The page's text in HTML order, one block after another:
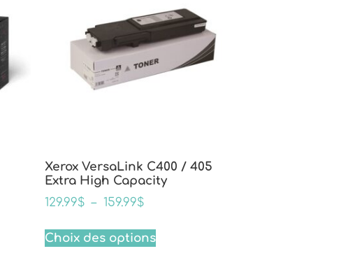
Xerox VersaLink C400 / 405
Extra High Capacity
129.99$ – 159.99$
Choix des options